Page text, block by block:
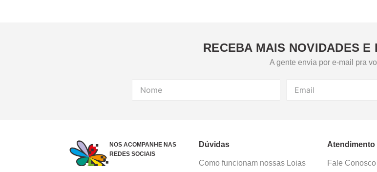
RECEBA MAIS NOVIDADES E
A gente envia por e-mail pra
NOS ACOMPANHE NAS
REDES SOCIAIS
Dúvidas
Como funcionam nossas Lojas
Atendimento
Fale Conosco